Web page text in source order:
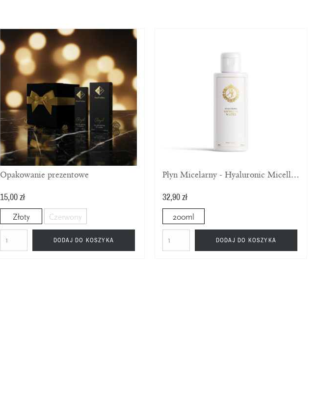
Opakowanie prezentowe
15,00 zł
Złoty Czerwony
DODAJ DO KOSZYKA
Płyn Micelarny - Hyaluronic Micellar Water
32,90 zł
200ml
DODAJ DO KOSZYKA